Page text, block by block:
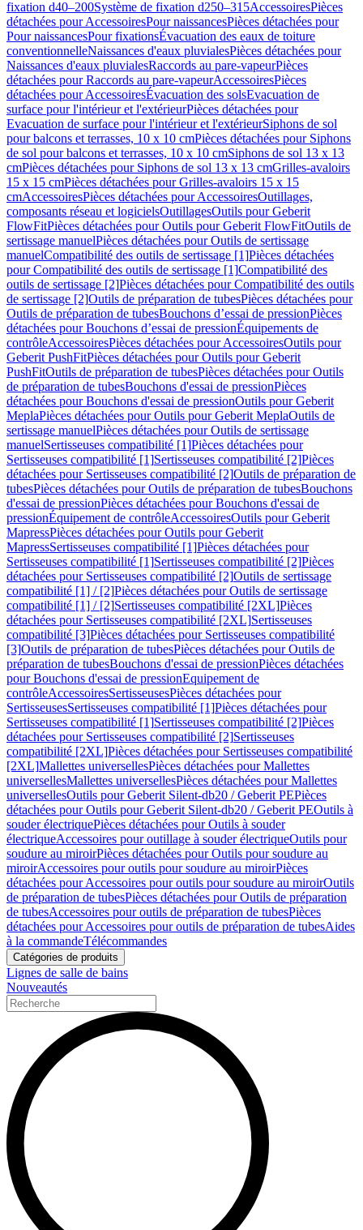
fixation d40–200Système de fixation d250–315AccessoiresPièces
détachées pour AccessoiresPour naissancesPièces détachées pour
Pour naissancesPour fixationsÉvacuation des eaux de toiture
conventionnelleNaissances d'eaux pluvialesPièces détachées pour
Naissances d'eaux pluvialesRaccords au pare-vapeurPièces
détachées pour Raccords au pare-vapeurAccessoiresPièces
détachées pour AccessoiresÉvacuation des solsEvacuation de
surface pour l'intérieur et l'extérieurPièces détachées pour
Evacuation de surface pour l'intérieur et l'extérieurSiphons de sol
pour balcons et terrasses, 10 x 10 cmPièces détachées pour Siphons
de sol pour balcons et terrasses, 10 x 10 cmSiphons de sol 13 x 13
cmPièces détachées pour Siphons de sol 13 x 13 cmGrilles-avaloirs
15 x 15 cmPièces détachées pour Grilles-avaloirs 15 x 15
cmAccessoiresPièces détachées pour AccessoiresOutillages,
composants réseau et logicielsOutillagesOutils pour Geberit
FlowFitPièces détachées pour Outils pour Geberit FlowFitOutils de
sertissage manuelPièces détachées pour Outils de sertissage
manuelCompatibilité des outils de sertissage [1]Pièces détachées
pour Compatibilité des outils de sertissage [1]Compatibilité des
outils de sertissage [2]Pièces détachées pour Compatibilité des outils
de sertissage [2]Outils de préparation de tubesPièces détachées pour
Outils de préparation de tubesBouchons d’essai de pressionPièces
détachées pour Bouchons d’essai de pressionÉquipements de
contrôleAccessoiresPièces détachées pour AccessoiresOutils pour
Geberit PushFitPièces détachées pour Outils pour Geberit
PushFitOutils de préparation de tubesPièces détachées pour Outils
de préparation de tubesBouchons d'essai de pressionPièces
détachées pour Bouchons d'essai de pressionOutils pour Geberit
MeplaPièces détachées pour Outils pour Geberit MeplaOutils de
sertissage manuelPièces détachées pour Outils de sertissage
manuelSertisseuses compatibilité [1]Pièces détachées pour
Sertisseuses compatibilité [1]Sertisseuses compatibilité [2]Pièces
détachées pour Sertisseuses compatibilité [2]Outils de préparation de
tubesPièces détachées pour Outils de préparation de tubesBouchons
d'essai de pressionPièces détachées pour Bouchons d'essai de
pressionÉquipement de contrôleAccessoiresOutils pour Geberit
MapressPièces détachées pour Outils pour Geberit
MapressSertisseuses compatibilité [1]Pièces détachées pour
Sertisseuses compatibilité [1]Sertisseuses compatibilité [2]Pièces
détachées pour Sertisseuses compatibilité [2]Outils de sertissage
compatibilité [1] / [2]Pièces détachées pour Outils de sertissage
compatibilité [1] / [2]Sertisseuses compatibilité [2XL]Pièces
détachées pour Sertisseuses compatibilité [2XL]Sertisseuses
compatibilité [3]Pièces détachées pour Sertisseuses compatibilité
[3]Outils de préparation de tubesPièces détachées pour Outils de
préparation de tubesBouchons d'essai de pressionPièces détachées
pour Bouchons d'essai de pressionEquipement de
contrôleAccessoiresSertisseusesPièces détachées pour
SertisseusesSertisseuses compatibilité [1]Pièces détachées pour
Sertisseuses compatibilité [1]Sertisseuses compatibilité [2]Pièces
détachées pour Sertisseuses compatibilité [2]Sertisseuses
compatibilité [2XL]Pièces détachées pour Sertisseuses compatibilité
[2XL]Mallettes universellesPièces détachées pour Mallettes
universellesMallettes universellesPièces détachées pour Mallettes
universellesOutils pour Geberit Silent-db20 / Geberit PEPièces
détachées pour Outils pour Geberit Silent-db20 / Geberit PEOutils à
souder électriquePièces détachées pour Outils à souder
électriqueAccessoires pour outillage à souder électriqueOutils pour
soudure au miroirPièces détachées pour Outils pour soudure au
miroirAccessoires pour outils pour soudure au miroirPièces
détachées pour Accessoires pour outils pour soudure au miroirOutils
de préparation de tubesPièces détachées pour Outils de préparation
de tubesAccessoires pour outils de préparation de tubesPièces
détachées pour Accessoires pour outils de préparation de tubesAides
à la commandeTélécommandes
Catégories de produits
Lignes de salle de bains
Nouveautés